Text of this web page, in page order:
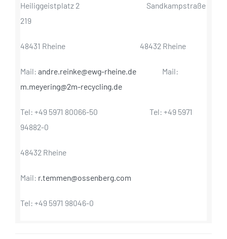
Heiliggeistplatz 2 Sandkampstraße
219
48431 Rheine 48432 Rheine
Mail: andre.reinke@ewg-rheine.deMail:
m.meyering@2m-recycling.de
Tel: +49 5971 80066-50 Tel: +49 5971
94882-0
48432 Rheine
Mail: r.temmen@ossenberg.com
Tel: +49 5971 98046-0